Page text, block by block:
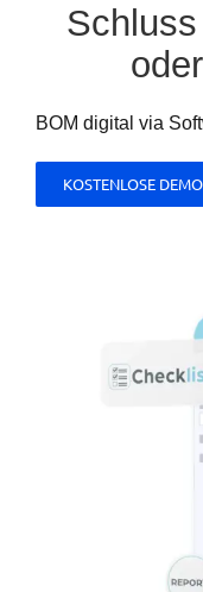
BOM digital via
KOSTENLOSE DEMO